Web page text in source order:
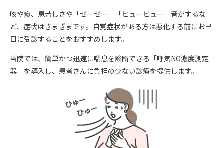
咳や痰、息苦しさや「ゼーゼー」「ヒューヒュー」音がするな
ど、症状はさまざまです。自覚症状がある方は悪化する前にお早
目に受診することをおすすめします。
当院では、簡単かつ迅速に喘息を診断できる「呼気NO濃度測定
器」を導入し、患者さんに負担の少ない診療を提供します。